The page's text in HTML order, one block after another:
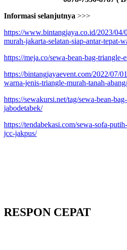
Informasi selanjutnya >>>
https://www.bintangjaya.co.id/2023/04/
murah-jakarta-selatan-siap-antar-tepat-
https://meja.co/sewa-bean-bag-triangle-
https://bintangjayaevent.com/2022/07/
warna-jenis-triangle-murah-tanah-abang/
https://sewakursi.net/tag/sewa-bean-
jabodetabek/
https://tendabekasi.com/sewa-sofa-
jcc-jakpus/
RESPON CEPAT